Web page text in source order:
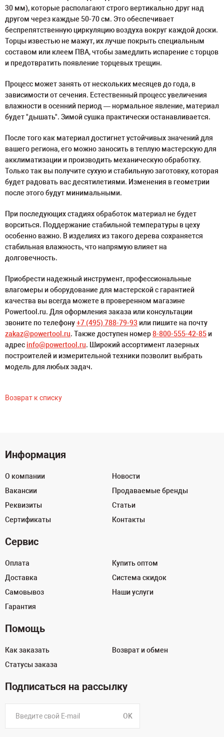
30 мм), которые располагают строго вертикально друг над
другом через каждые 50-70 см. Это обеспечивает
беспрепятственную циркуляцию воздуха вокруг каждой доски.
Торцы известью не мажут, их лучше покрыть специальным
составом или клеем ПВА, чтобы замедлить испарение с торцов
и предотвратить появление торцевых трещин.
Процесс может занять от нескольких месяцев до года, в
зависимости от сечения. Естественный процесс увеличения
влажности в осенний период — нормальное явление, материал
будет "дышать". Зимой сушка практически останавливается.
После того как материал достигнет устойчивых значений для
вашего региона, его можно заносить в теплую мастерскую для
акклиматизации и производить механическую обработку.
Только так вы получите сухую и стабильную заготовку, которая
будет радовать вас десятилетиями. Изменения в геометрии
после этого будут минимальными.
При последующих стадиях обработок материал не будет
ворситься. Поддержание стабильной температуры в цеху
особенно важно. В изделиях из такого дерева сохраняется
стабильная влажность, что напрямую влияет на
долговечность.
Приобрести надежный инструмент, профессиональные
влагомеры и оборудование для мастерской с гарантией
качества вы всегда можете в проверенном магазине
Powertool.ru. Для оформления заказа или консультации
звоните по телефону+7 (495) 788-79-93 или пишите на почту
zakaz@powertool.ru. Также доступен номер8-800-555-42-85 и
адрес info@powertool.ru. Широкий ассортимент лазерных
построителей и измерительной техники позволит выбрать
модель для любых задач.
Возврат к списку
Информация
О компании
Вакансии
Реквизиты
Сертификаты
Новости
Продаваемые бренды
Статьи
Контакты
Сервис
Оплата
Доставка
Самовывоз
Гарантия
Купить оптом
Система скидок
Наши услуги
Помощь
Как заказать
Статусы заказа
Возврат и обмен
Подписаться на рассылку
OK